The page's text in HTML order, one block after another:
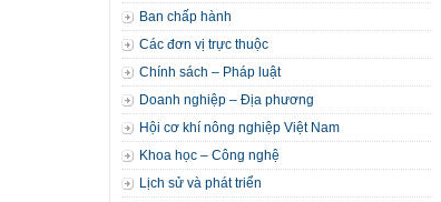
Ban chấp hành
Các đơn vị trực thuộc
Chính sách – Pháp luật
Doanh nghiệp – Địa phương
Hội cơ khí nông nghiệp Việt Nam
Khoa học – Công nghệ
Lịch sử và phát triển